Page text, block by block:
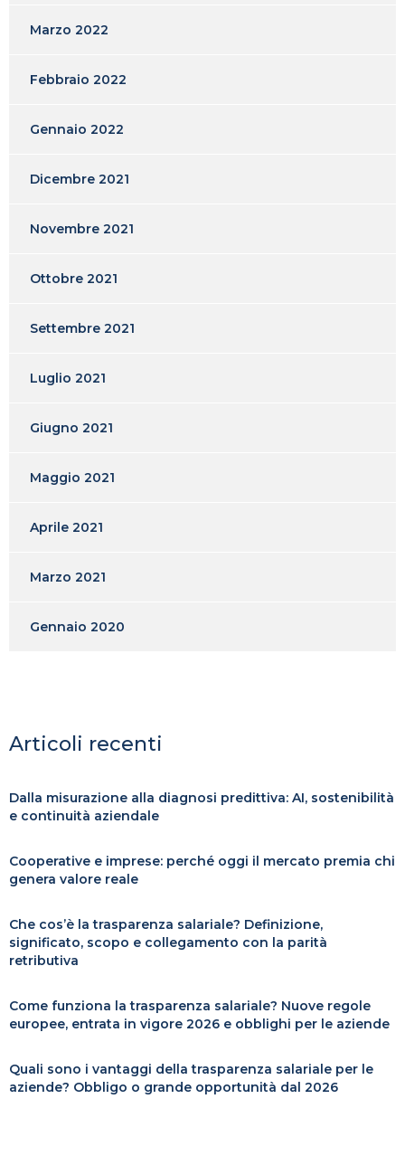
Marzo 2022
Febbraio 2022
Gennaio 2022
Dicembre 2021
Novembre 2021
Ottobre 2021
Settembre 2021
Luglio 2021
Giugno 2021
Maggio 2021
Aprile 2021
Marzo 2021
Gennaio 2020
Articoli recenti
Dalla misurazione alla diagnosi predittiva: AI, sostenibilità
e continuità aziendale
Cooperative e imprese: perché oggi il mercato premia chi
genera valore reale
Che cos’è la trasparenza salariale? Definizione,
significato, scopo e collegamento con la parità
retributiva
Come funziona la trasparenza salariale? Nuove regole
europee, entrata in vigore 2026 e obblighi per le aziende
Quali sono i vantaggi della trasparenza salariale per le
aziende? Obbligo o grande opportunità dal 2026